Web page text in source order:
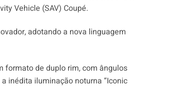
Vehicle (SAV) Coupé.
adotando a nova linguagem
formato de duplo rim, com ângulos
inédita iluminação noturna “Iconic